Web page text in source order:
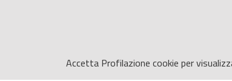
Accetta Profilazione cookie per